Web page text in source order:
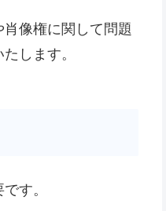
像権に関して問題
します。
す。